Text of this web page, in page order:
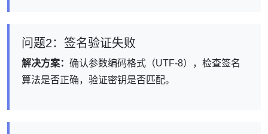
问题2：签名验证失败
解决方案： 确认参数编码格式（UTF-8），检查签名
算法是否正确，验证密钥是否匹配。